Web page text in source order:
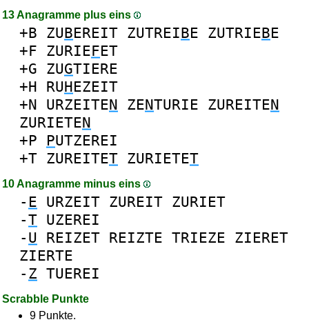
13 Anagramme plus eins
+B ZUBEREIT ZUTREIBE ZUTRIEBE
+F ZURIEFET
+G ZUGTIERE
+H RUHEZEIT
+N URZEITEN ZENTURIE ZUREITEN
ZURIETEN
+P PUTZEREI
+T ZUREITET ZURIETET
10 Anagramme minus eins
- E URZEIT ZUREIT ZURIET
-T UZEREI
- U REIZET REIZTE TRIEZE ZIERET
ZIERTE
- Z TUEREI
Scrabble Punkte
9 Punkte.